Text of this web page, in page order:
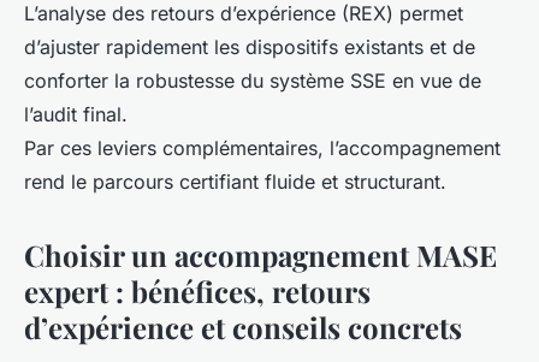
L’analyse des retours d’expérience (REX) permet
d’ajuster rapidement les dispositifs existants et de
conforter la robustesse du système SSE en vue de
l’audit final.
Par ces leviers complémentaires, l’accompagnement
rend le parcours certifiant fluide et structurant.
Choisir un accompagnement MASE
expert : bénéfices, retours
d’expérience et conseils concrets